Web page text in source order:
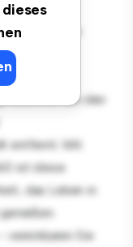
eignet sich
ist mit
der
Schritte von den
entfernt. Mit
ist diese
das Leben in
vereinbaren Sie